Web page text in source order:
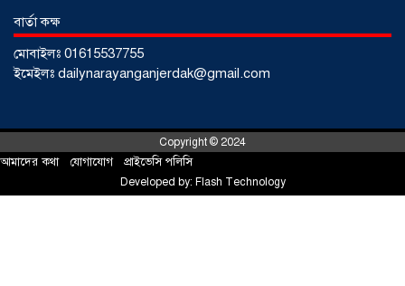
বার্তা কক্ষ
মোবাইলঃ 01615537755
ইমেইলঃ dailynarayanganjerdak@gmail.com
Copyright © 2024
আমাদের কথা যোগাযোগ প্রাইভেসি পলিসি
Developed by: Flash Technology